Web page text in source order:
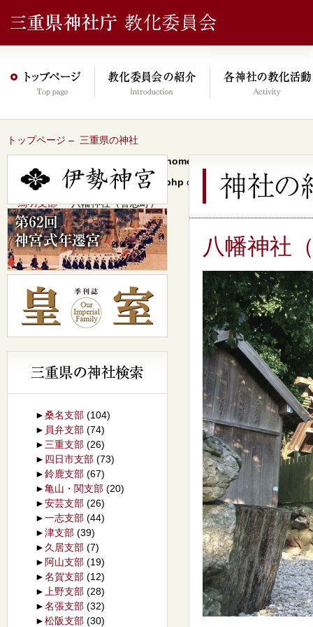
トップページ – 三重県の神社
/home/xs046278/mie-
content/themes/jinja2022/header.php on line
64
–鳥羽支部– 八幡神社（答志町）
八幡神社
►桑名支部 (104)
► 員弁支部 (74)
► 三重支部 (26)
► 四日市支部 (73)
►鈴鹿支部 (67)
►亀山・関支部 (20)
►安芸支部 (26)
►一志支部 (44)
►津支部 (39)
► 久居支部 (7)
► 阿山支部 (19)
►名賀支部 (12)
►
上野支部 (28)
►名張支部 (32)
►松阪支部 (30)